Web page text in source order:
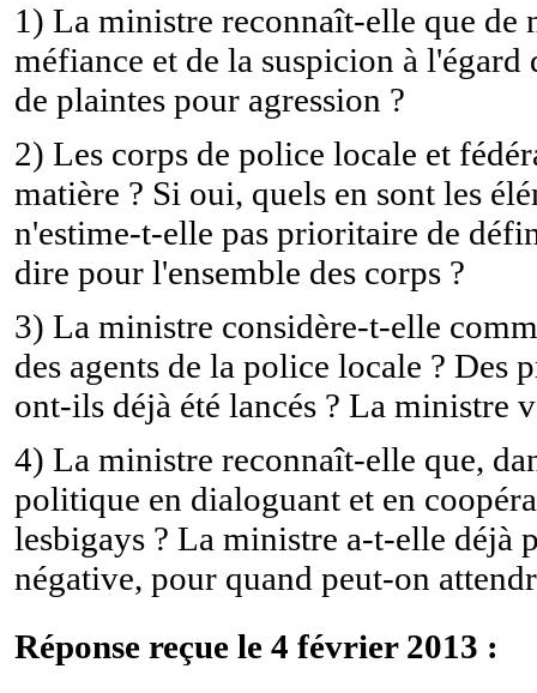
1) La ministre reconnaît-elle que de
méfiance et de la suspicion à
de plaintes pour agression ?
2) Les corps de police locale et
matière ? Si oui, quels en sont les
n'estime-t-elle pas prioritaire de
dire pour l'ensemble des corps ?
3) La ministre considère-t-elle
des agents de la police locale ? Des
ont-ils déjà été lancés ? La ministre
4) La ministre reconnaît-elle que,
politique en dialoguant et en
lesbigays ? La ministre a-t-elle déjà
négative, pour quand peut-on
Réponse reçue le 4 février 2013 :